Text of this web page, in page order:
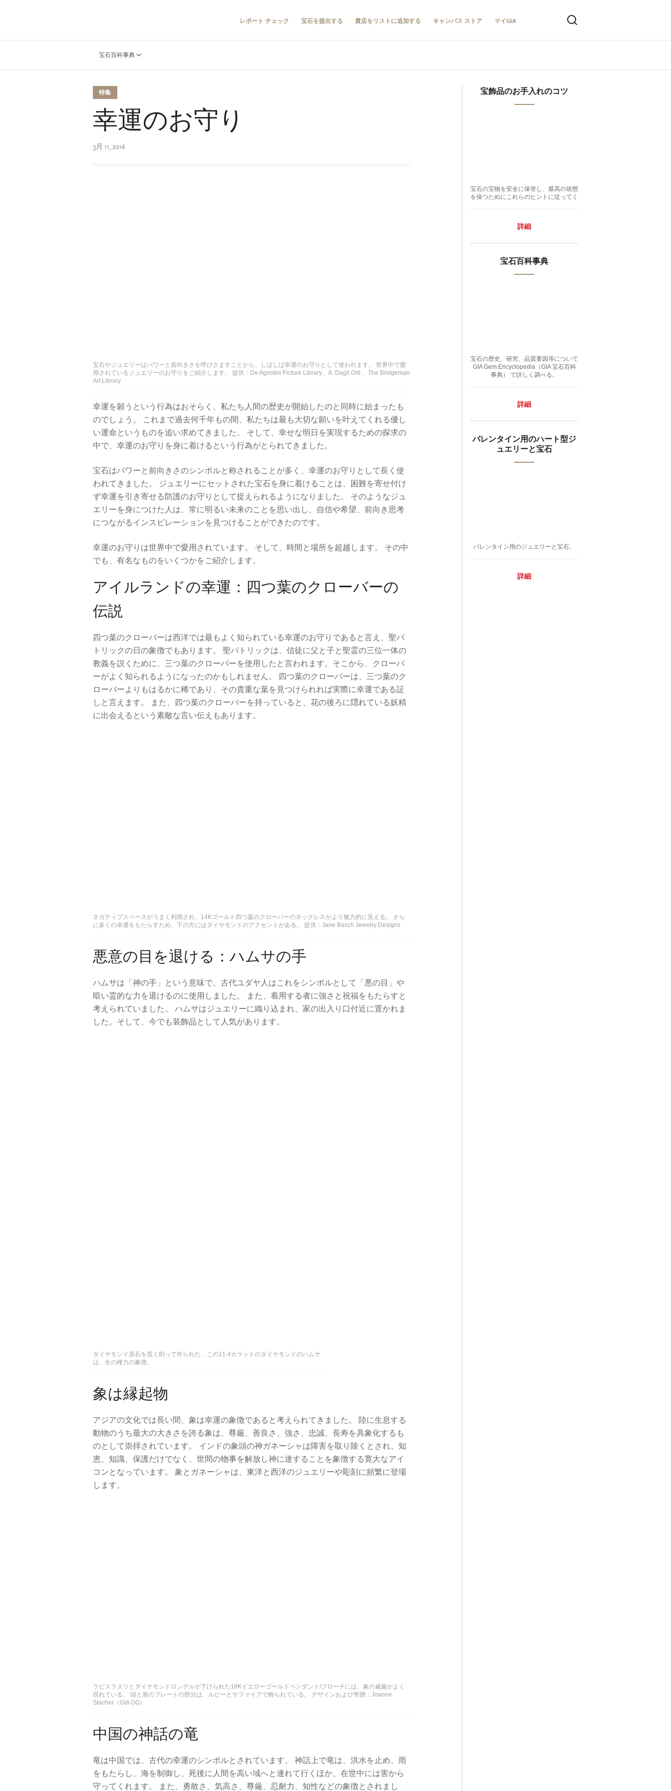
レポート チェック 宝石を提出する 貴店をリストに追加する キャンパス ストア マイGIA
宝石百科事典
特集
幸運のお守り
3月 11, 2016
宝石やジュエリーはパワーと前向きさを呼びさますことから、しばしば幸運のお守りとして使われます。 世界中で愛
用されているジュエリーのお守りをご紹介します。 提供：De Agostini Picture Library、A. Dagli Orti 、The Bridgeman
Art Library
幸運を願うという行為はおそらく、私たち人間の歴史が開始したのと同時に始まったも
のでしょう。 これまで過去何千年もの間、私たちは最も大切な願いを叶えてくれる優し
い運命というものを追い求めてきました。 そして、幸せな明日を実現するための探求の
中で、幸運のお守りを身に着けるという行為がとられてきました。
宝石はパワーと前向きさのシンボルと称されることが多く、幸運のお守りとして長く使
われてきました。 ジュエリーにセットされた宝石を身に着けることは、困難を寄せ付け
ず幸運を引き寄せる防護のお守りとして捉えられるようになりました。 そのようなジュ
エリーを身につけた人は、常に明るい未来のことを思い出し、自信や希望、前向き思考
につながるインスピレーションを見つけることができたのです。
幸運のお守りは世界中で愛用されています。 そして、時間と場所を超越します。 その中
でも、有名なものをいくつかをご紹介します。
アイルランドの幸運：四つ葉のクローバーの
伝説
四つ葉のクローバーは西洋では最もよく知られている幸運のお守りであると言え、聖パ
トリックの日の象徴でもあります。 聖パトリックは、信徒に父と子と聖霊の三位一体の
教義を説くために、三つ葉のクローバーを使用したと言われます。そこから、クローバ
ーがよく知られるようになったのかもしれません。 四つ葉のクローバーは、三つ葉のク
ローバーよりもはるかに稀であり、その貴重な葉を見つけられれば実際に幸運である証
しと言えます。 また、四つ葉のクローバーを持っていると、花の後ろに隠れている妖精
に出会えるという素敵な言い伝えもあります。
ネガティブスペースがうまく利用され、14Kゴールド四つ葉のクローバーのネックレスがより魅力的に見える。 さら
に多くの幸運をもたらすため、下の方にはダイヤモンドのアクセントがある。 提供：Jane Basch Jewelry Designs
悪意の目を退ける：ハムサの手
ハムサは「神の手」という意味で、古代ユダヤ人はこれをシンボルとして「悪の目」や
暗い霊的な力を退けるのに使用しました。 また、着用する者に強さと祝福をもたらすと
考えられていました。 ハムサはジュエリーに織り込まれ、​​家の出入り口付近に置かれま
した。そして、今でも装飾品として人気があります。
ダイヤモンド原石を荒く削って作られた、この11.4カラットのダイヤモンドのハムサ
は、生の権力の象徴。
象は縁起物
アジアの文化では長い間、象は幸運の象徴であると考えられてきました。 陸に生息する
動物のうち最大の大きさを誇る象は、尊厳、善良さ、強さ、忠誠、長寿を具象化するも
のとして崇拝されています。 インドの象頭の神ガネーシャは障害を取り除くとされ、知
恵、知識、保護だけでなく、世間の物事を解放し神に達することを象徴する寛大なアイ
コンとなっています。 象とガネーシャは、東洋と西洋のジュエリーや彫刻に頻繁に登場
します。
ラピスラズリとダイヤモンドロンデルが下げられた18Kイエローゴールドペンダント/ブローチには、象の威厳がよく
現れている。 頭と肩のプレートの部分は、ルビーとサファイアで飾られている。 デザインおよび寄贈：Joanne
Stacher（GIA GG）
中国の神話​​の竜
竜は中国では、古代の幸運のシンボルとされています。 神話上で竜は、洪水を止め、雨
をもたらし、海を制御し、死後に人間を高い域へと連れて行くほか、在世中には害から
守ってくれます。 また、勇敢さ、気高さ、尊厳、忍耐力、知性などの象徴とされまし
宝飾品のお手入れのコツ
宝石の宝物を安全に保管し、最高の状態
を保つためにこれらのヒントに従ってく
詳細
宝石百科事典
宝石の歴史、研究、品質要因等について
GIA Gem Encyclopedia（GIA 宝石百科
事典） で詳しく調べる。
詳細
バレンタイン用のハート型ジ
ュエリーと宝石
バレンタイン用のジュエリーと宝石。
詳細